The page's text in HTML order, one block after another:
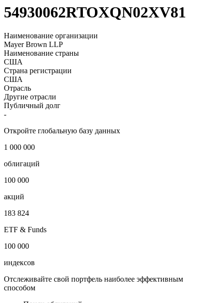
Mayer Brown
54930062RTOXQN02XV81
Наименование организации
Mayer Brown LLP
Наименование страны
США
Страна регистрации
Другие отрасли
-
Откройте глобальную базу данных
1 000 000
облигаций
100 000
акций
183 824
ETF & Funds
100 000